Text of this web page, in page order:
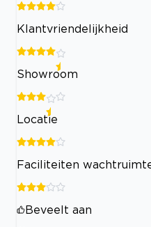
Klantvriendelijkheid
Showroom
Locatie
Faciliteiten
Beveelt aan